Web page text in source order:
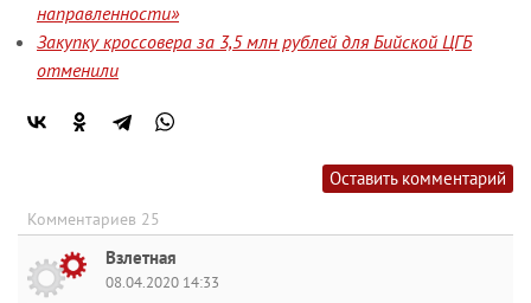
направленности»
Закупку кроссовера за 3,5 млн рублей для Бийской ЦГБ
отменили
Оставить комментарий
Комментариев 25
Взлетная
08.04.2020 14:33